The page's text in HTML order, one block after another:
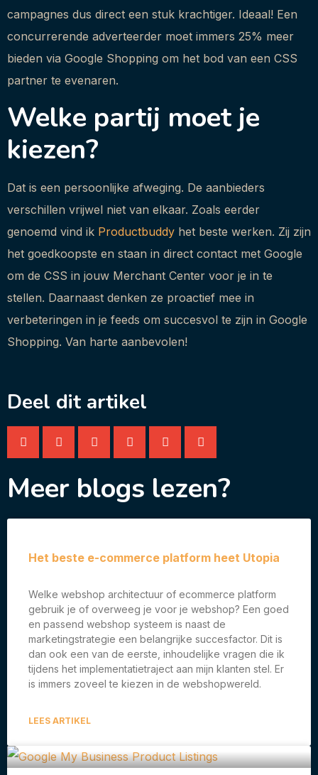
campagnes dus direct een stuk krachtiger. Ideaal! Een
concurrerende adverteerder moet immers 25% meer
bieden via Google Shopping om het bod van een CSS
partner te evenaren.
Welke partij moet je
kiezen?
Dat is een persoonlijke afweging. De aanbieders
verschillen vrijwel niet van elkaar. Zoals eerder
genoemd vind ik Productbuddy het beste werken. Zij zijn
het goedkoopste en staan in direct contact met Google
om de CSS in jouw Merchant Center voor je in te
stellen. Daarnaast denken ze proactief mee in
verbeteringen in je feeds om succesvol te zijn in Google
Shopping. Van harte aanbevolen!
Deel dit artikel
Meer blogs lezen?
Het beste e-commerce platform heet Utopia
Welke webshop architectuur of ecommerce platform
gebruik je of overweeg je voor je webshop? Een goed
en passend webshop systeem is naast de
marketingstrategie een belangrijke succesfactor. Dit is
dan ook een van de eerste, inhoudelijke vragen die ik
tijdens het implementatietraject aan mijn klanten stel. Er
is immers zoveel te kiezen in de webshopwereld.
LEES ARTIKEL